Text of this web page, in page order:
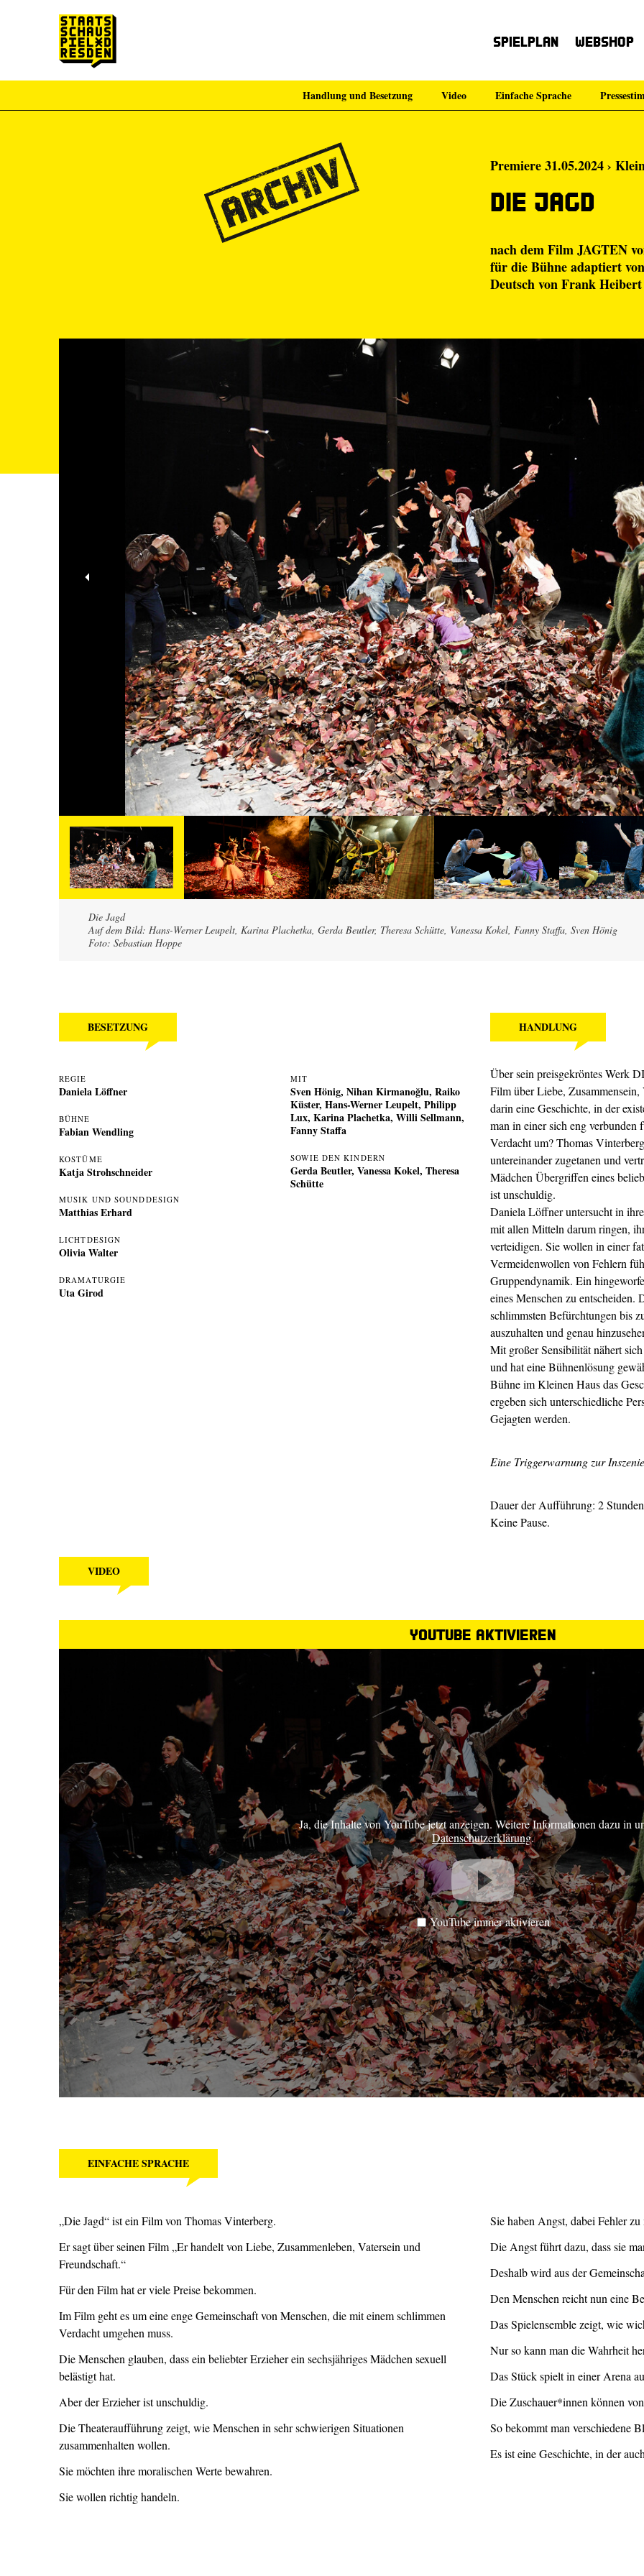
Spielplan Webshop
Handlung und Besetzung Video Einfache Sprache
Premiere 31.05.2024 ›
Die Jagd
nach dem Film JAGTEN
für die Bühne adaptiert
Deutsch von Frank Heibert
Die Jagd
Auf dem Bild: Hans-Werner Leupelt, Karina Plachetka, Gerda Beutler, Theresa Schütte, Vanessa Kokel, Fanny Staffa, Sven Hönig
Foto: Sebastian Hoppe
HANDLUNG
Über sein preisgekröntes Werk
Film über Liebe,
darin eine Geschichte, in der
man in einer sich eng verbunden
Verdacht um? Thomas
untereinander zugetanen und
Mädchen Übergriffen eines
ist unschuldig.
Daniela Löffner untersucht in
mit allen Mitteln darum ringen,
verteidigen. Sie wollen in einer
Vermeidenwollen von Fehlern
Gruppendynamik. Ein
eines Menschen zu entscheiden.
schlimmsten Befürchtungen bis
auszuhalten und genau
Mit großer Sensibilität nähert
und hat eine Bühnenlösung
Bühne im Kleinen Haus das
ergeben sich unterschiedliche
Gejagten werden.
Eine Triggerwarnung zur
Dauer der Aufführung: 2
Keine Pause.
BESETZUNG
REGIE
Daniela Löffner
BÜHNE
Fabian Wendling
KOSTÜME
Katja Strohschneider
MUSIK UND SOUNDDESIGN
Matthias Erhard
LICHTDESIGN
Olivia Walter
DRAMATURGIE
Uta Girod
MIT
Sven Hönig,Nihan Kirmanoğlu,Raiko
Küster,Hans-Werner Leupelt,Philipp
Lux,Karina Plachetka,Willi Sellmann,
Fanny Staffa
SOWIE DEN KINDERN
Gerda Beutler, Vanessa Kokel, Theresa
Schütte
VIDEO
YouTube aktivieren
Ja, die Inhalte von YouTube jetzt anzeigen. Weitere Informationen dazu in
Datenschutzerklärung.
YouTube immer aktivieren
EINFACHE SPRACHE
„Die Jagd“ ist ein Film von Thomas Vinterberg.
Er sagt über seinen Film „Er handelt von Liebe, Zusammenleben, Vatersein und
Freundschaft.“
Für den Film hat er viele Preise bekommen.
Im Film geht es um eine enge Gemeinschaft von Menschen, die mit einem schlimmen
Verdacht umgehen muss.
Die Menschen glauben, dass ein beliebter Erzieher ein sechsjähriges Mädchen sexuell
belästigt hat.
Aber der Erzieher ist unschuldig.
Die Theateraufführung zeigt, wie Menschen in sehr schwierigen Situationen
zusammenhalten wollen.
Sie möchten ihre moralischen Werte bewahren.
Sie wollen richtig handeln.
Sie haben Angst, dabei Fehler zu
Die Angst führt dazu, dass sie
Deshalb wird aus der
Den Menschen reicht nun eine
Das Spielensemble zeigt, wie
Nur so kann man die Wahrheit
Das Stück spielt in einer Arena
Die Zuschauer*innen können
So bekommt man verschiedene
Es ist eine Geschichte, in der